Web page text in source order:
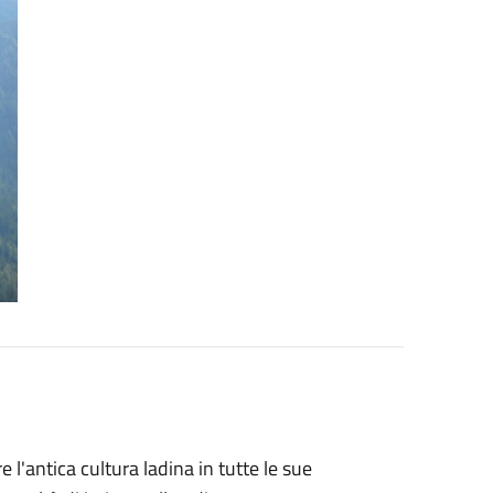
l'antica cultura ladina in tutte le sue